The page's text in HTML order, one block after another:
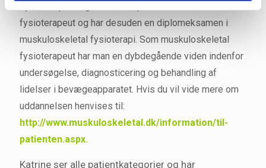
fysioterapeut og har desuden en diplomeksamen i
muskuloskeletal fysioterapi. Som muskuloskeletal
fysioterapeut har man en dybdegående viden indenfor
undersøgelse, diagnosticering og behandling af
lidelser i bevægeapparatet. Hvis du vil vide mere om
uddannelsen henvises til:
http://www.muskuloskeletal.dk/information/til-
patienten.aspx.
Katrine ser alle patientkategorier og har